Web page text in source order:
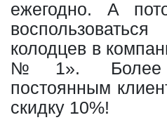
ежегодно. А
колодцев в
№1». Более
постоянным
скидку 10%!